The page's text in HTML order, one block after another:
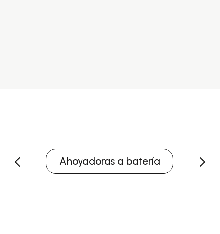
Ahoyadoras a batería